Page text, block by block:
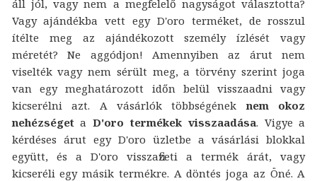
áll jól, vagy nem a megfelelő nagyságot választotta?
Vagy ajándékba vett egy D'oro terméket, de rosszul
ítélte meg az ajándékozott személy ízlését vagy
méretét? Ne aggódjon! Amennyiben az árut nem
viselték vagy nem sérült meg, a törvény szerint joga
van egy meghatározott időn belül visszaadni vagy
kicserélni azt. A vásárlók többségéneknem okoz
nehézségetaD'oro termékek visszaadása. Vigye a
kérdéses árut egy D'oro üzletbe a vásárlási blokkal
együtt, és a D'oro visszafizeti a termék árát, vagy
kicseréli egy másik termékre. A döntés joga az Öné. A